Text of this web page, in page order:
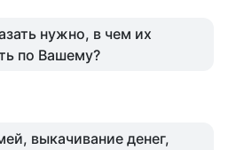
нужно, в чем их
по Вашему?
выкачивание денег,